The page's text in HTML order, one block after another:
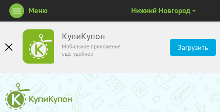
КупиКупон
Мобильное приложение
ещё удобнее
Загрузить
Меню Нижний Новгород